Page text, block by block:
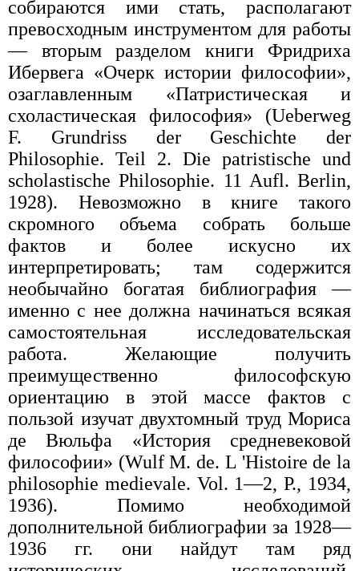
собираются ими стать, располагают
превосходным инструментом для работы
— вторым разделом книги Фридриха
Ибервега «Очерк истории философии»,
озаглавленным «Патристическая и
схоластическая философия» (Ueberweg
F. Grundriss der Geschichte der
Philosophie. Teil 2. Die patristische und
scholastische Philosophie. 11 Aufl. Berlin,
1928). Невозможно в книге такого
скромного объема собрать больше
фактов и более искусно их
интерпретировать; там содержится
необычайно богатая библиография —
именно с нее должна начинаться всякая
самостоятельная исследовательская
работа. Желающие получить
преимущественно философскую
ориентацию в этой массе фактов с
пользой изучат двухтомный труд Мориса
де Вюльфа «История средневековой
философии» (Wulf M. de. L 'Histoire de la
philosophie medievale. Vol. 1—2, P., 1934,
1936). Помимо необходимой
дополнительной библиографии за 1928—
1936 гг. они найдут там ряд